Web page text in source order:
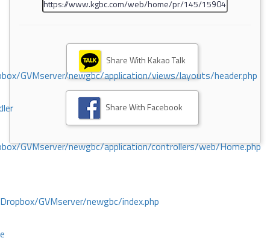
GVMserver/newgbc/application/views/layouts/header.php
GVMserver/newgbc/application/controllers/web/Home.php
GVMserver/newgbc/index.php
Share With Kakao Talk
Share With Facebook